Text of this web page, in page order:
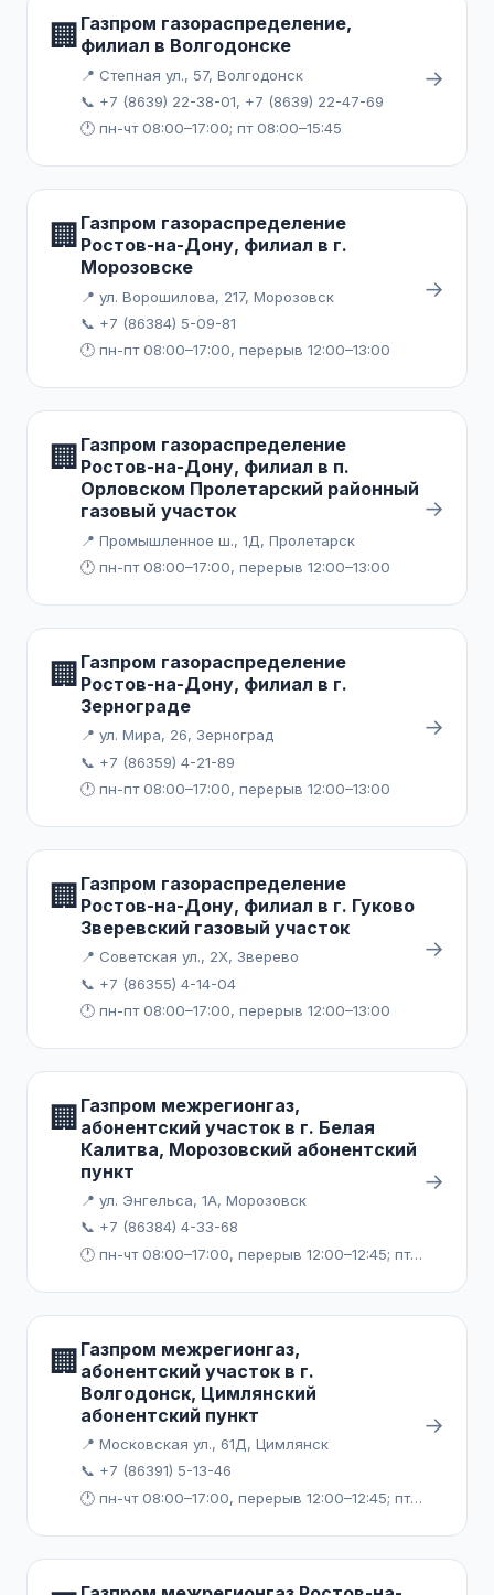
🏢 Газпром газораспределение,
филиал в Волгодонске
📍 Степная ул., 57, Волгодонск
📞 +7 (8639) 22-38-01, +7 (8639) 22-47-69
🕐 пн-чт 08:00–17:00; пт 08:00–15:45
→
🏢 Газпром газораспределение
Ростов-на-Дону, филиал в г.
Морозовске
📍 ул. Ворошилова, 217, Морозовск
📞 +7 (86384) 5-09-81
🕐 пн-пт 08:00–17:00, перерыв 12:00–13:00
→
🏢 Газпром газораспределение
Ростов-на-Дону, филиал в п.
Орловском Пролетарский районный
газовый участок
📍 Промышленное ш., 1Д, Пролетарск
🕐 пн-пт 08:00–17:00, перерыв 12:00–13:00
→
🏢 Газпром газораспределение
Ростов-на-Дону, филиал в г.
Зернограде
📍 ул. Мира, 26, Зерноград
📞 +7 (86359) 4-21-89
🕐 пн-пт 08:00–17:00, перерыв 12:00–13:00
→
🏢 Газпром газораспределение
Ростов-на-Дону, филиал в г. Гуково
Зверевский газовый участок
📍 Советская ул., 2Х, Зверево
📞 +7 (86355) 4-14-04
🕐 пн-пт 08:00–17:00, перерыв 12:00–13:00
→
🏢 Газпром межрегионгаз,
абонентский участок в г. Белая
Калитва, Морозовский абонентский
пункт
📍 ул. Энгельса, 1А, Морозовск
📞 +7 (86384) 4-33-68
🕐 пн-чт 08:00–17:00, перерыв 12:00–12:45; пт 08:00–15:45, перерыв 12:00–12:45
→
🏢 Газпром межрегионгаз,
абонентский участок в г.
Волгодонск, Цимлянский
абонентский пункт
📍 Московская ул., 61Д, Цимлянск
📞 +7 (86391) 5-13-46
🕐 пн-чт 08:00–17:00, перерыв 12:00–12:45; пт 08:00–15:45, перерыв 12:00–12:45
→